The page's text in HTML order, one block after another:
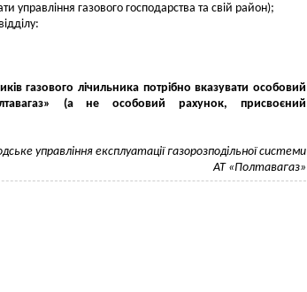
управління газового господарства та свій район);
газового лічильника потрібно вказувати особовий
(а не особовий рахунок, присвоєний
управління експлуатації газорозподільної системи
АТ «Полтавагаз»